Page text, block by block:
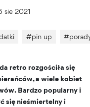
sie 2021
#pin up #
retro rozgościła się
a wiele kobiet
Bardzo popularny i
się nieśmiertelny i